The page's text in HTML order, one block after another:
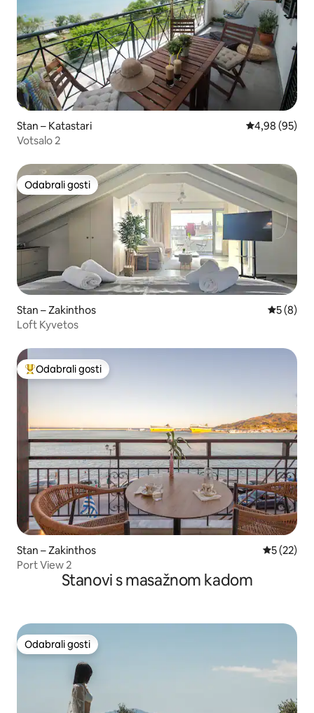
Stan – Katastari Prosječna
4,98 (95)
Votsalo 2
Odabrali gosti
Odabrali gosti
Stan – Zakinthos
5 (8)
Loft Kyvetos
Među najviše rangiranima s oznakom „Odabrali gosti”
Odabrali gosti
Stan – Zakinthos Prosječna
5 (22)
Port View 2
Stanovi s masažnom kadom
Odabrali gosti
Odabrali gosti